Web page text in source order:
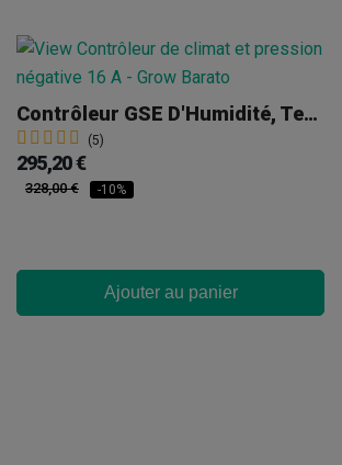
Contrôleur GSE D'Humidité, Température Et Pression Negative
(5)
295,20 €
328,00 € -10%
Ajouter au panier